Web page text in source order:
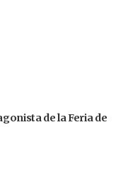
de la Feria de